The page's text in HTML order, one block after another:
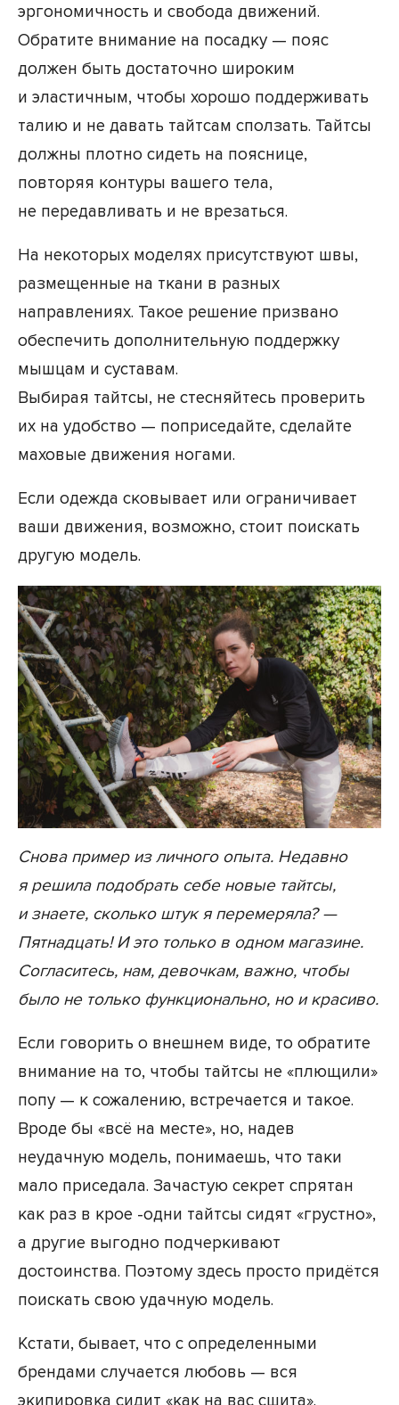
эргономичность и свобода движений.
Обратите внимание на посадку — пояс
должен быть достаточно широким
и эластичным, чтобы хорошо поддерживать
талию и не давать тайтсам сползать. Тайтсы
должны плотно сидеть на пояснице,
повторяя контуры вашего тела,
не передавливать и не врезаться.
На некоторых моделях присутствуют швы,
размещенные на ткани в разных
направлениях. Такое решение призвано
обеспечить дополнительную поддержку
мышцам и суставам.
Выбирая тайтсы, не стесняйтесь проверить
их на удобство — поприседайте, сделайте
маховые движения ногами.
Если одежда сковывает или ограничивает
ваши движения, возможно, стоит поискать
другую модель.
Снова пример из личного опыта. Недавно
я решила подобрать себе новые тайтсы,
и знаете, сколько штук я перемеряла? —
Пятнадцать! И это только в одном магазине.
Согласитесь, нам, девочкам, важно, чтобы
было не только функционально, но и красиво.
Если говорить о внешнем виде, то обратите
внимание на то, чтобы тайтсы не «плющили»
попу — к сожалению, встречается и такое.
Вроде бы «всё на месте», но, надев
неудачную модель, понимаешь, что таки
мало приседала. Зачастую секрет спрятан
как раз в крое -одни тайтсы сидят «грустно»,
а другие выгодно подчеркивают
достоинства. Поэтому здесь просто придётся
поискать свою удачную модель.
Кстати, бывает, что с определенными
брендами случается любовь — вся
экипировка сидит «как на вас сшита».